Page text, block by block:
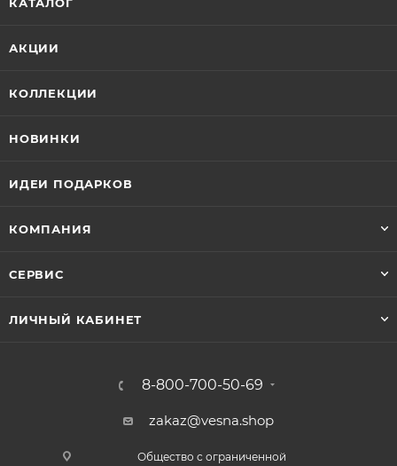
КАТАЛОГ
АКЦИИ
КОЛЛЕКЦИИ
НОВИНКИ
ИДЕИ ПОДАРКОВ
КОМПАНИЯ
СЕРВИС
ЛИЧНЫЙ КАБИНЕТ
8-800-700-50-69
zakaz@vesna.shop
Общество с ограниченной